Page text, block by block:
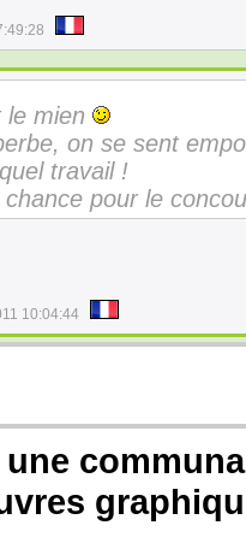
le mien
on se sent
travail !
pour le
10:04:44